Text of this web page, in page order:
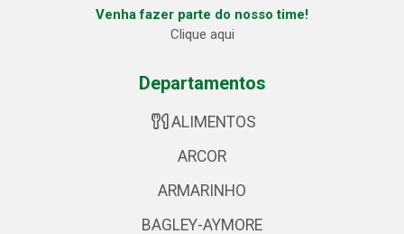
Venha fazer parte do nosso time!
Clique aqui
Departamentos
ALIMENTOS
ARCOR
ARMARINHO
BAGLEY-AYMORE